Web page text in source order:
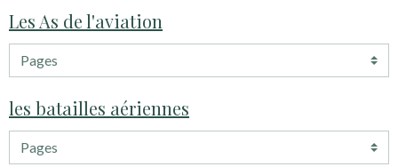
Les As de l'aviation
les batailles aériennes